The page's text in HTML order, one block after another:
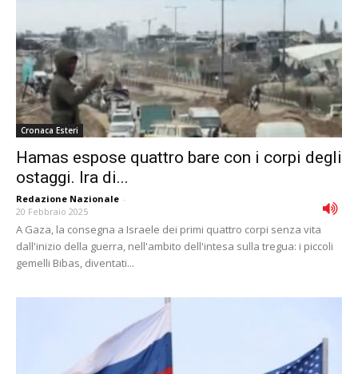
Cronaca Esteri
Hamas espose quattro bare con i corpi degli
ostaggi. Ira di...
Redazione Nazionale -
20 Febbraio 2025
A Gaza, la consegna a Israele dei primi quattro corpi senza vita
dall'inizio della guerra, nell'ambito dell'intesa sulla tregua: i piccoli
gemelli Bibas, diventati...